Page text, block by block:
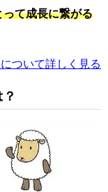
って成長に繋がる
ついて詳しく見る